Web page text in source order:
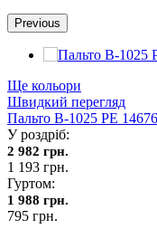
Previous
Ще кольори
Швидкий перегляд
Пальто В-1025 PE
У роздріб:
2 982 грн.
1 193 грн.
Гуртом:
1 988 грн.
795 грн.